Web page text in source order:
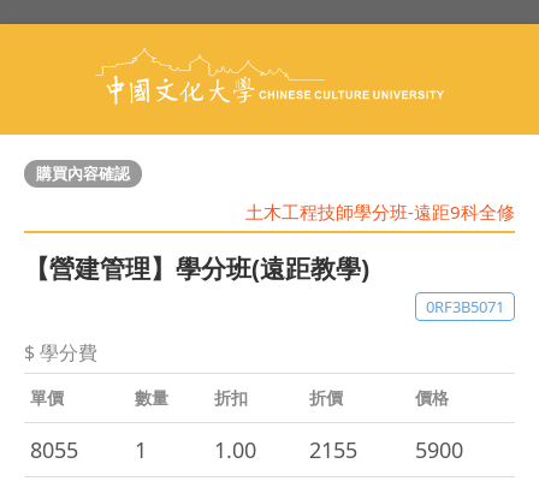
購買內容確認
土木工程技師學分班-遠距9科全修
【營建管理】學分班(遠距教學)
0RF3B5071
$ 學分費
單價 數量 折扣 折價 價格
8055 1 1.00 2155 5900